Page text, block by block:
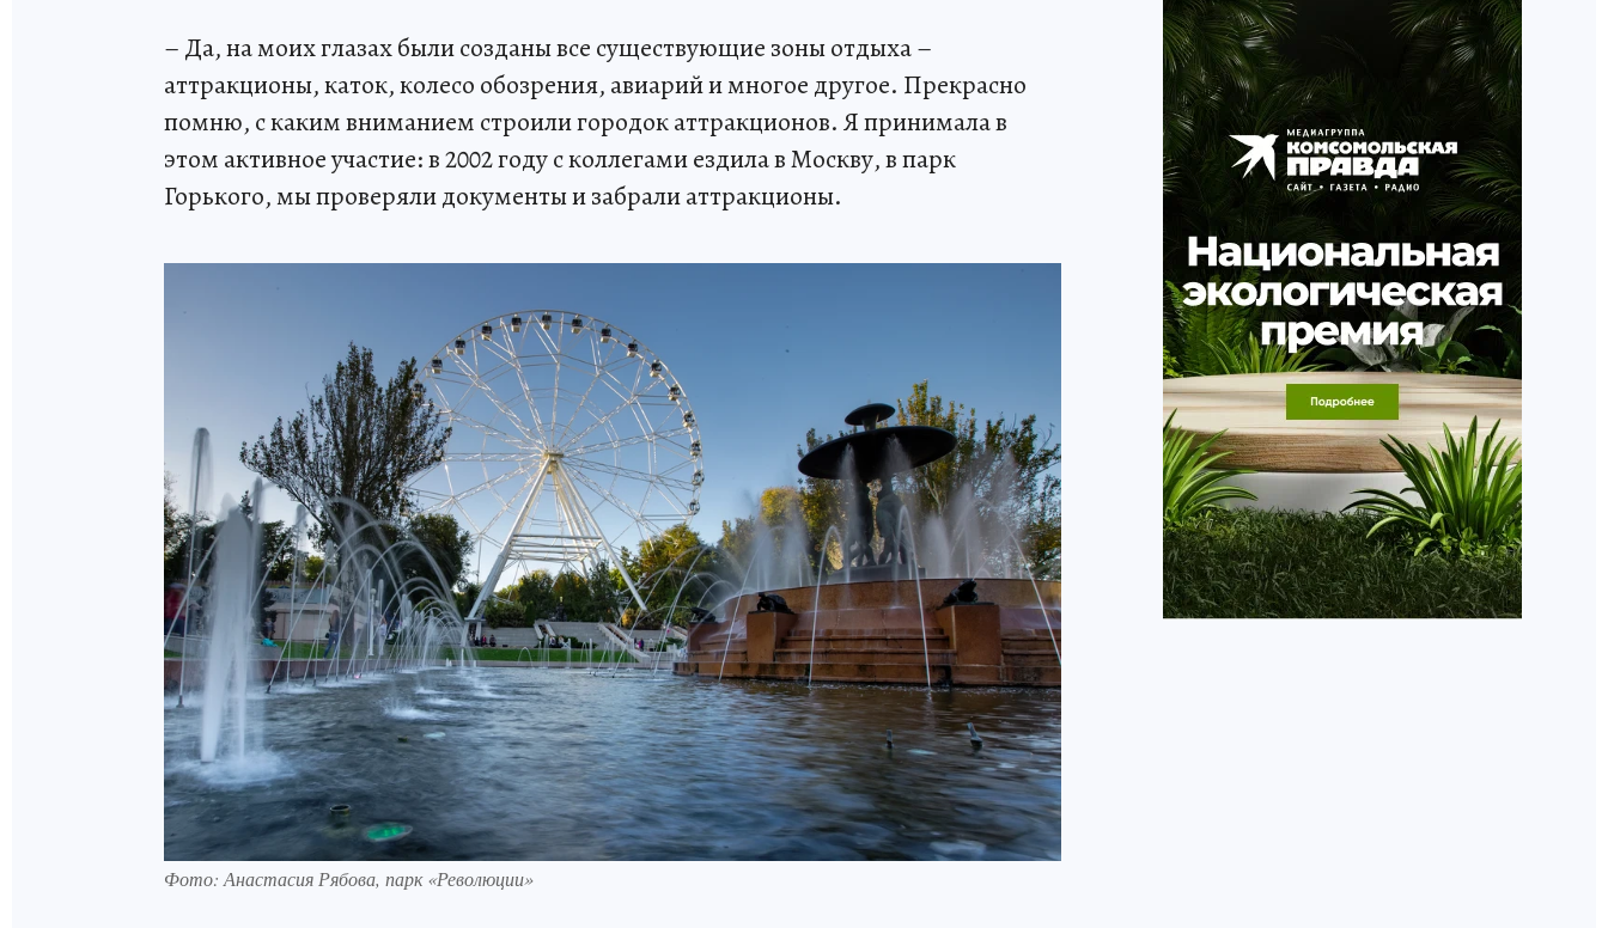
– Да, на моих глазах были созданы все существующие зоны отдыха –
аттракционы, каток, колесо обозрения, авиарий и многое другое. Прекрасно
помню, с каким вниманием строили городок аттракционов. Я принимала в
этом активное участие: в 2002 году с коллегами ездила в Москву, в парк
Горького, мы проверяли документы и забрали аттракционы.
Фото: Анастасия Рябова, парк «Революции»